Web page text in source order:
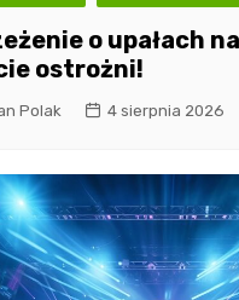
o upałach
ostrożni!
Polak 4 sierpnia 2026